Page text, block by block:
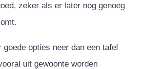
zeker als er later nog genoeg
goede opties neer dan een tafel
uit gewoonte worden